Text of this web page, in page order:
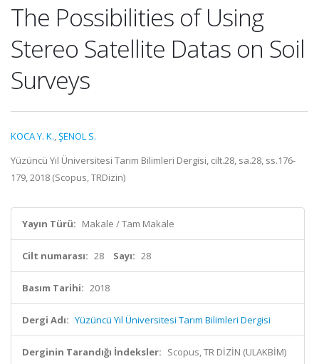
The Possibilities of Using
Stereo Satellite Datas on Soil
Surveys
KOCA Y. K.,ŞENOL S.
Yüzüncü Yıl Üniversitesi Tarım Bilimleri Dergisi, cilt.28, sa.28, ss.176-
179, 2018 (Scopus, TRDizin)
Yayın Türü: Makale / Tam Makale
Cilt numarası: 28 Sayı: 28
Basım Tarihi: 2018
Dergi Adı: Yüzüncü Yıl Üniversitesi Tarım Bilimleri Dergisi
Derginin Tarandığı İndeksler: Scopus, TR DİZİN (ULAKBİM)